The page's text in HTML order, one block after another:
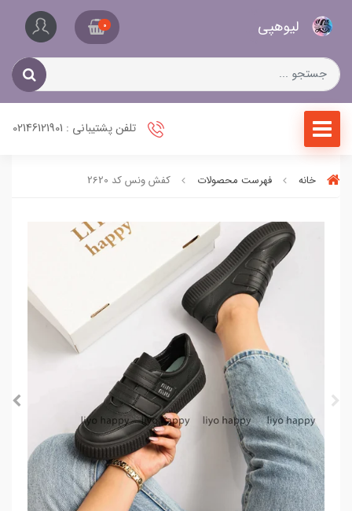
لیو‌هپی 0
تلفن پشتیبانی : 02146121901
خانه فهرست محصولات کفش ونس کد 2620